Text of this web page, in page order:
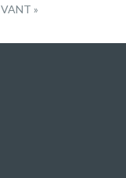
»